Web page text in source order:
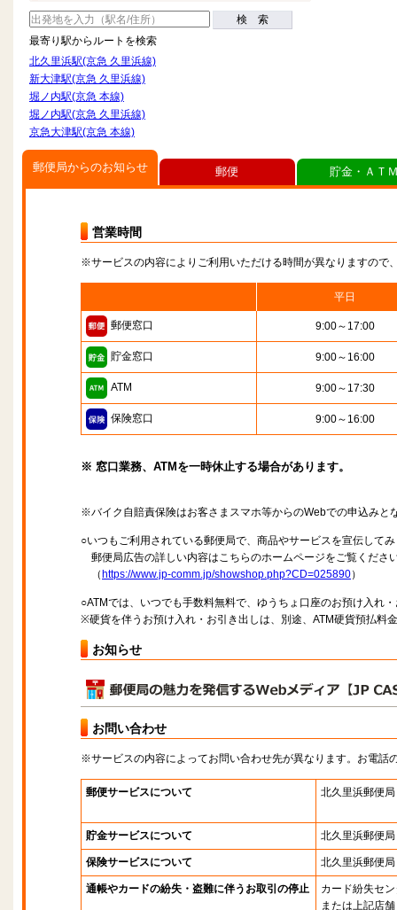
検 索
最寄り駅からルートを検索
北久里浜駅(京急 久里浜線)
新大津駅(京急 久里浜線)
堀ノ内駅(京急 本線)
堀ノ内駅(京急 久里浜線)
京急大津駅(京急 本線)
郵便局からのお知らせ
営業時間
※サービスの内容によりご利用いただける時間が異なりますので
平日
郵便窓口 9:00～17:00
貯金窓口 9:00～16:00
ATM 9:00～17:30
保険窓口 9:00～16:00
※ 窓口業務、ATMを一時休止する場合があります。
※バイク自賠責保険はお客さまスマホ等からのWebでの申込みと
○いつもご利用されている郵便局で、商品やサービスを宣伝して
郵便局広告の詳しい内容はこちらのホームページをご覧くださ
（ https://www.jp-comm.jp/showshop.php?CD=025890）
○ATMでは、いつでも手数料無料で、ゆうちょ口座のお預け入れ
※硬貨を伴うお預け入れ・お引き出しは、別途、ATM硬貨預払料
お知らせ
お問い合わせ
※サービスの内容によってお問い合わせ先が異なります。お電話
郵便サービスについて 北久里浜郵便局
貯金サービスについて 北久里浜郵便局
保険サービスについて 北久里浜郵便局
通帳やカードの紛失・盗難に伴うお取引の停止
カード紛失セ
または上記店舗
郵便 貯金・ＡＴ